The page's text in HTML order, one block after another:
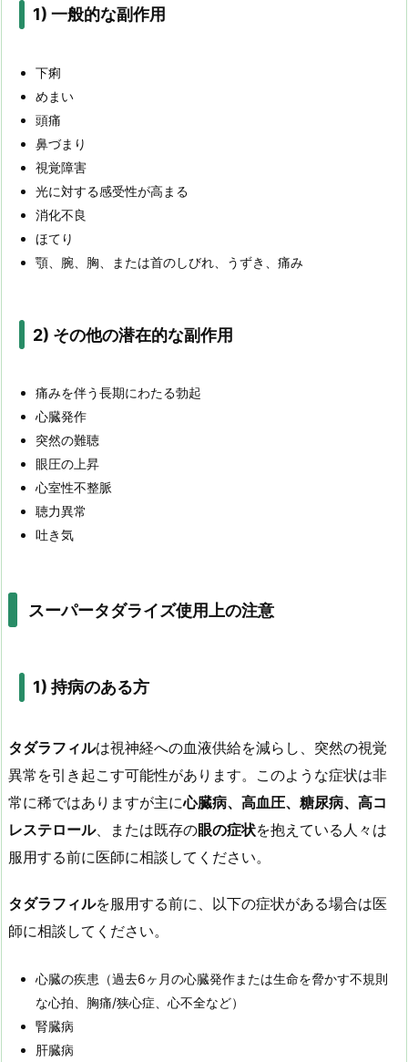
1) 一般的な副作用
下痢
めまい
頭痛
鼻づまり
視覚障害
光に対する感受性が高まる
消化不良
ほてり
顎、腕、胸、または首のしびれ、うずき、痛み
2) その他の潜在的な副作用
痛みを伴う長期にわたる勃起
心臓発作
突然の難聴
眼圧の上昇
心室性不整脈
聴力異常
吐き気
スーパータダライズ使用上の注意
1) 持病のある方
タダラフィルは視神経への血液供給を減らし、突然の視覚
異常を引き起こす可能性があります。このような症状は非
常に稀ではありますが主に心臓病、高血圧、糖尿病、高コ
レステロール、または既存の眼の症状を抱えている人々は
服用する前に医師に相談してください。
タダラフィルを服用する前に、以下の症状がある場合は医
師に相談してください。
心臓の疾患（過去6ヶ月の心臓発作または生命を脅かす不規則
な心拍、胸痛/狭心症、心不全など）
腎臓病
肝臓病